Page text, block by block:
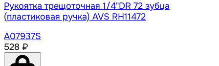
Рукоятка трещоточная 1/4"DR 72 зубца
(пластиковая ручка) AVS RH11472
A07937S
528 ₽